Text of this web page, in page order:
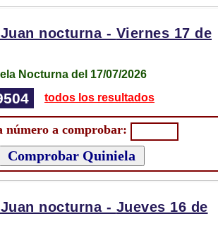
nocturna - Viernes 17 de
Nocturna del 17/07/2026
todos los resultados
número a comprobar:
nocturna - Jueves 16 de